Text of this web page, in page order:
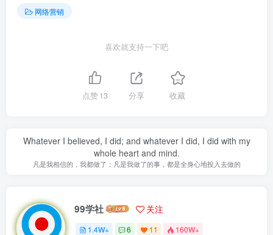
网络营销
喜欢就支持一下吧
点赞13 分享 收藏
Whatever I believed, I did; and whatever I did, I did with my
whole heart and mind.
凡是我相信的，我都做了；凡是我做了的事，都是全身心地投入去做的
99学社 关注
1.4W+ 6 11 160W+